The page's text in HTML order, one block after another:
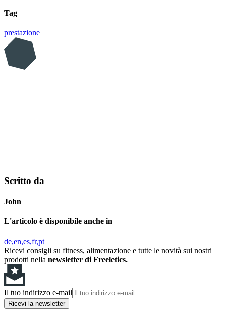
Tag
prestazione
Scritto da
John
L'articolo è disponibile anche in
de en es fr pt
Ricevi consigli su fitness, alimentazione e tutte le novità sui nostri
prodotti nella newsletter di Freeletics.
Il tuo indirizzo e-mail
Ricevi la newsletter